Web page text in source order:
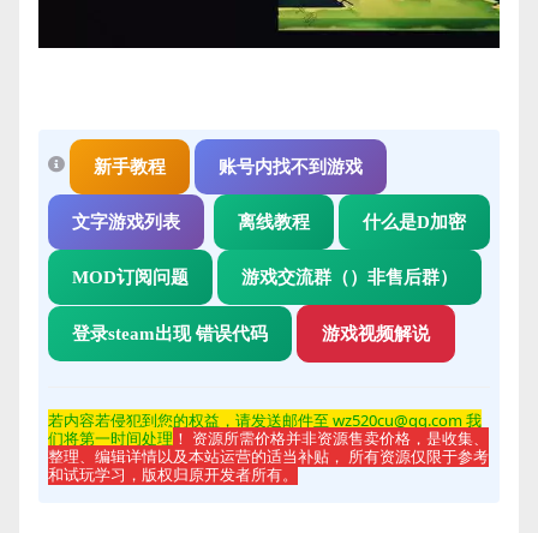
新手教程 账号内找不到游戏
文字游戏列表 离线教程 什么是D加密
MOD订阅问题 游戏交流群（）非售后群）
登录steam出现 错误代码 游戏视频解说
若内容若侵犯到您的权益，请发送邮件至 wz520cu@qq.com 我
们将第一时间处理 ！ 资源所需价格并非资源售卖价格，是收集、
整理、编辑详情以及本站运营的适当补贴， 所有资源仅限于参考
和试玩学习，版权归原开发者所有。